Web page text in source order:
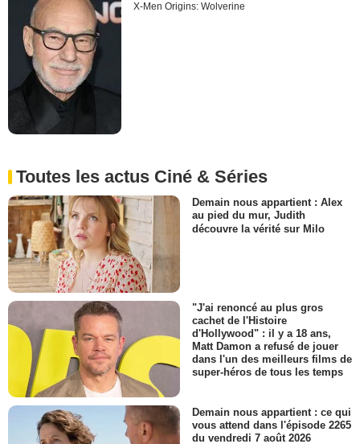
X-Men Origins: Wolverine
Toutes les actus Ciné & Séries
Demain nous appartient : Alex
au pied du mur, Judith
découvre la vérité sur Milo
"J'ai renoncé au plus gros
cachet de l'Histoire
d'Hollywood" : il y a 18 ans,
Matt Damon a refusé de jouer
dans l'un des meilleurs films de
super-héros de tous les temps
Demain nous appartient : ce qui
vous attend dans l'épisode 2265
du vendredi 7 août 2026